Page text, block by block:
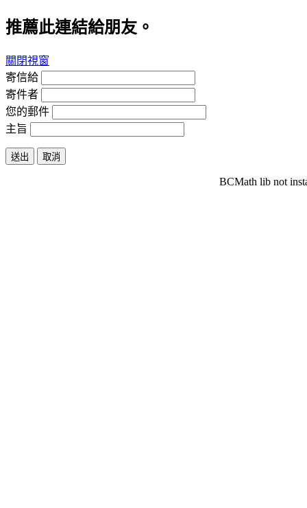
推薦此連結給朋友。
關閉視窗
寄信給
寄件者
您的郵件
主旨
送出 取消
BCMath lib not